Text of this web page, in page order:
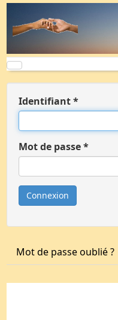
Identifiant*
Mot de passe*
Connexion
Mot de passe oublié ?